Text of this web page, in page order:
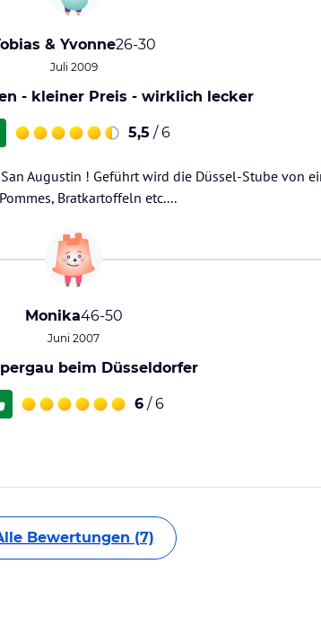
& Yvonne26-30
Juli 2009
- kleiner Preis - wirklich lecker
5,5 / 6
Augustin ! Geführt wird die Düssel-Stube von
Bratkartoffeln etc....
Monika46-50
Juni 2007
beim Düsseldorfer
6 / 6
Bewertungen (7)